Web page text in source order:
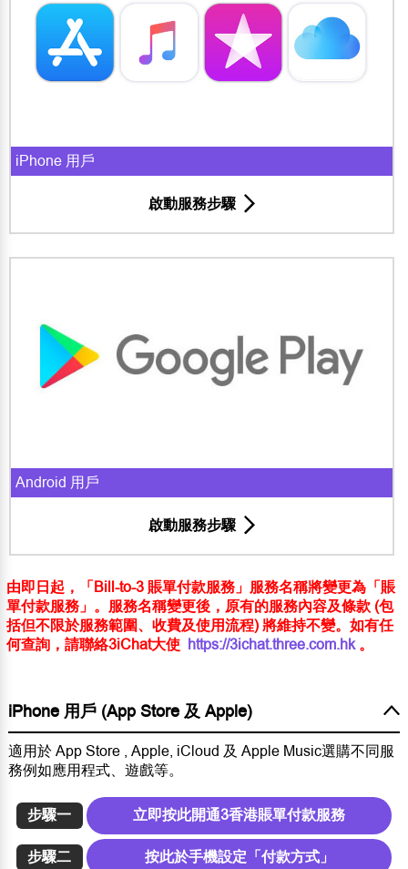
iPhone 用戶
啟動服務步驟
Android 用戶
啟動服務步驟
由即日起，「Bill-to-3 賬單付款服務」服務名稱將變更為「賬
單付款服務」。服務名稱變更後，原有的服務內容及條款 (包
括但不限於服務範圍、收費及使用流程) 將維持不變。如有任
何查詢，請聯絡3iChat大使
https://3ichat.three.com.hk 。
iPhone 用戶 (App Store 及 Apple)
適用於 App Store , Apple, iCloud 及 Apple Music選購不同服
務例如應用程式、遊戲等。
步驟一 立即按此開通3香港賬單付款服務
步驟二 按此於手機設定「付款方式」